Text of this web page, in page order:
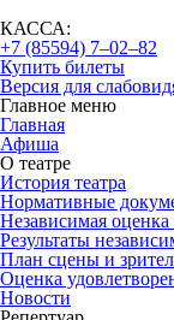
КАССА:
+7 (85594) 7‒02‒82
Купить билеты
Версия для
Главное меню
Главная
Афиша
О театре
История театра
Нормативные
Независимая оценка
Результаты
План сцены и
Оценка
Новости